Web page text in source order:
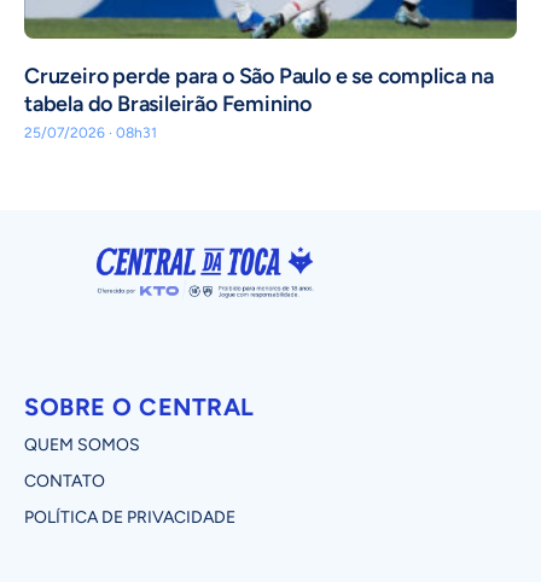
Cruzeiro perde para o São Paulo e se complica na
tabela do Brasileirão Feminino
25/07/2026 · 08h31
SOBRE O CENTRAL
QUEM SOMOS
CONTATO
POLÍTICA DE PRIVACIDADE